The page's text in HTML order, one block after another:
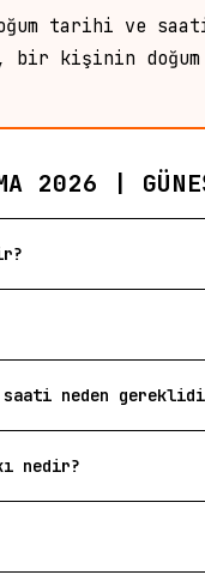
tarihi ve
kişinin doğum
2026 |
saati neden
nedir?